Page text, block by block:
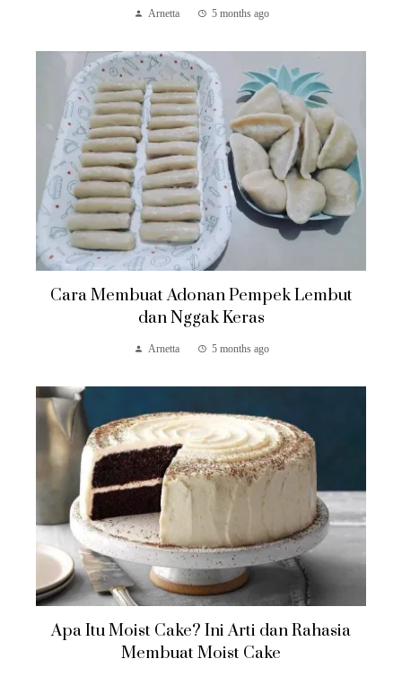
Arnetta 5 months ago
Cara Membuat Adonan Pempek Lembut
dan Nggak Keras
Arnetta 5 months ago
Apa Itu Moist Cake? Ini Arti dan Rahasia
Membuat Moist Cake